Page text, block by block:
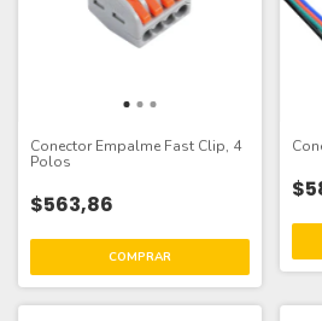
Conector Empalme Fast Clip, 4
Polos
$563,86